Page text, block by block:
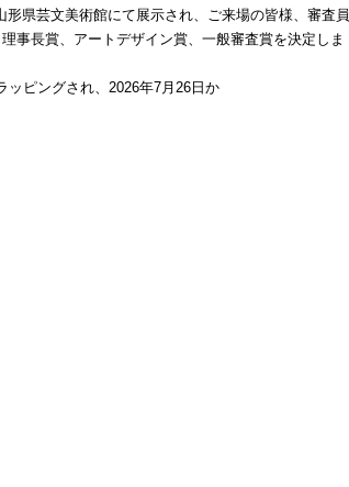
県芸文美術館にて展示され、ご来場の皆様、審査員
事長賞、アートデザイン賞、一般審査賞を決定しま
ッピングされ、2026年7月26日か